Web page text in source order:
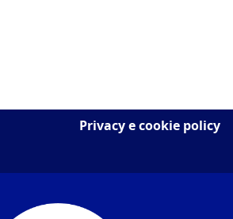
Privacy e cookie policy